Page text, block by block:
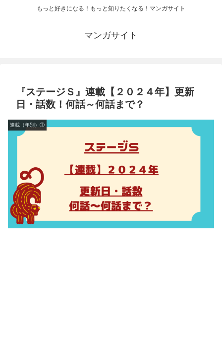
もっと好きになる！もっと知りたくなる！マンガサイト
マンガサイト
『ステージＳ』連載【２０２４年】更新
日・話数！何話～何話まで？
連載（年別）①